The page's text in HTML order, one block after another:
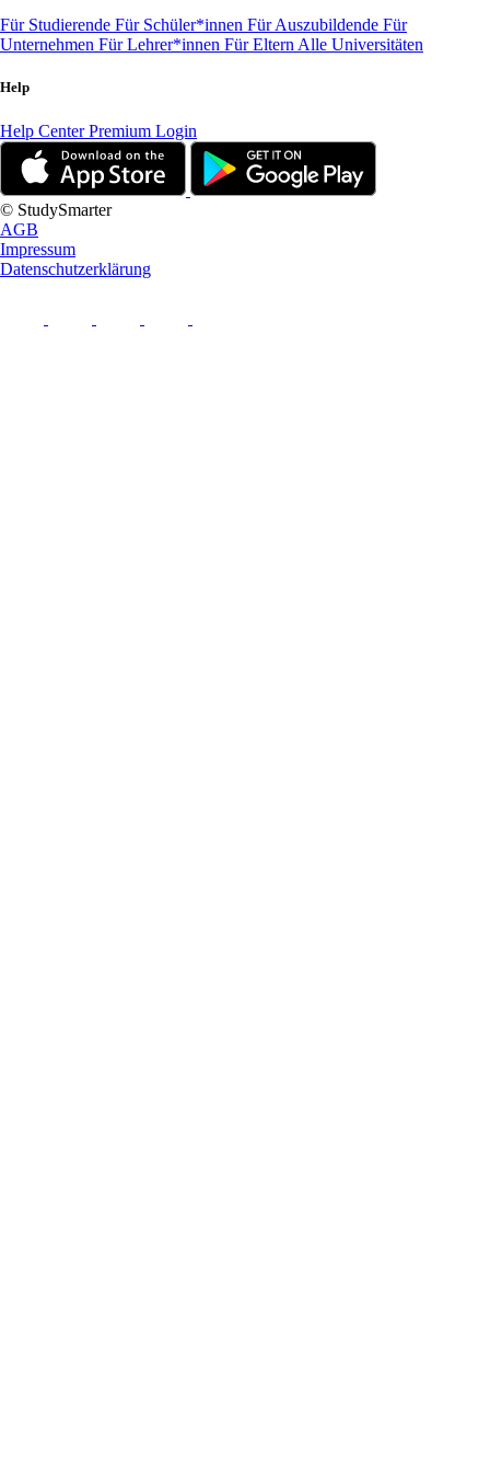
Für Studierende Für Schüler*innen Für Auszubildende Für
Unternehmen Für Lehrer*innen Für Eltern Alle Universitäten
Help
Help CenterPremium Login
© StudySmarter
AGB
Impressum
Datenschutzerklärung